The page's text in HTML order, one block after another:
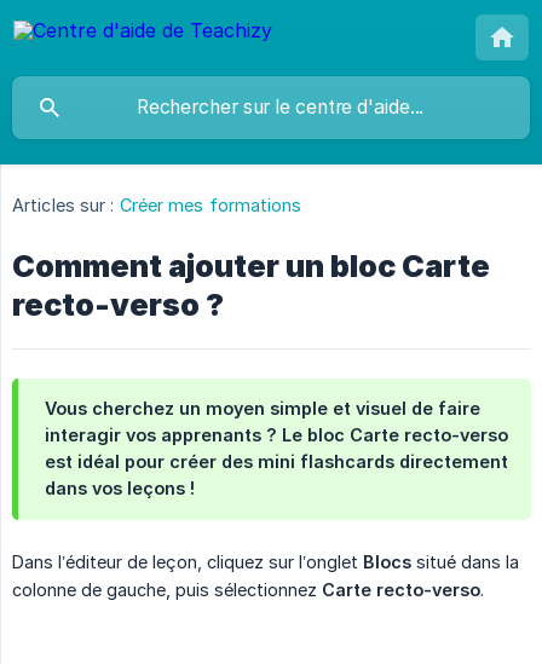
Articles sur : Créer mes formations
Comment ajouter un bloc Carte
recto-verso ?
Vous cherchez un moyen simple et visuel de faire
interagir vos apprenants ? Le bloc Carte recto-verso
est idéal pour créer des mini flashcards directement
dans vos leçons !
Dans l’éditeur de leçon, cliquez sur l’onglet Blocs situé dans la
colonne de gauche, puis sélectionnez Carte recto-verso.